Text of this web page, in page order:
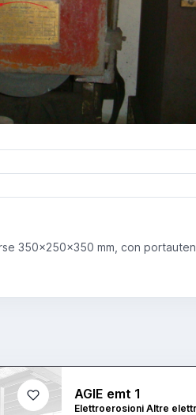
350x250x350 mm, con
AGIE emt 1
Elettroerosioni Altre